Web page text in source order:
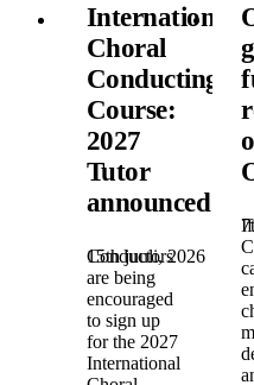
International
Choral
Conducting
Course:
2027
Tutor
announced!
15th juuli, 2026
Conductors
are being
encouraged
to sign up
for the 2027
International